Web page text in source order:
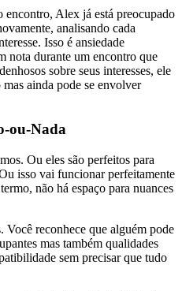
encontro, Alex já está preocupado
analisando cada
Isso é ansiedade
nota durante um encontro que
sobre seus interesses, ele
ainda pode se envolver
ou-Nada
Ou eles são perfeitos para
isso vai funcionar perfeitamente
não há espaço para nuances
Você reconhece que alguém pode
mas também qualidades
sem precisar que tudo